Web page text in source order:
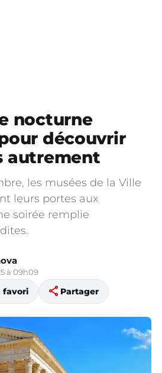
nocturne
découvrir
autrement
les musées de la Ville
leurs portes aux
soirée remplie
à 09h09
favori share Partager